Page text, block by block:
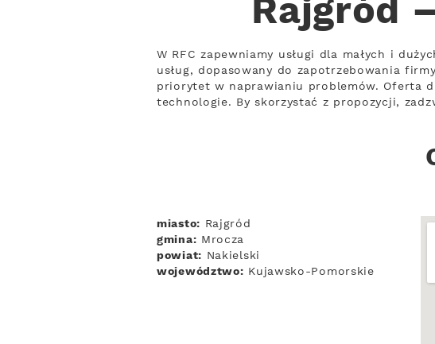
Rajgród
W RFC zapewniamy usługi dla małych i
usług, dopasowany do zapotrzebowania
priorytet w naprawianiu problemów. Oferta
technologie. By skorzystać z propozycji,
miasto: Rajgród
gmina: Mrocza
powiat: Nakielski
województwo: Kujawsko-Pomorskie